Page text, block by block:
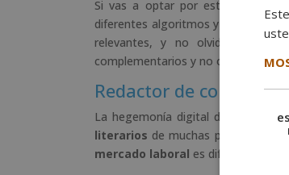
Si vas a optar por esta opción
diferentes algoritmos y sus
relevantes, y no olvides que
complementarios y no opuestos.
Redactor de
La hegemonía digital de la
literarios de muchas personas
mercado laboral es diferente al de